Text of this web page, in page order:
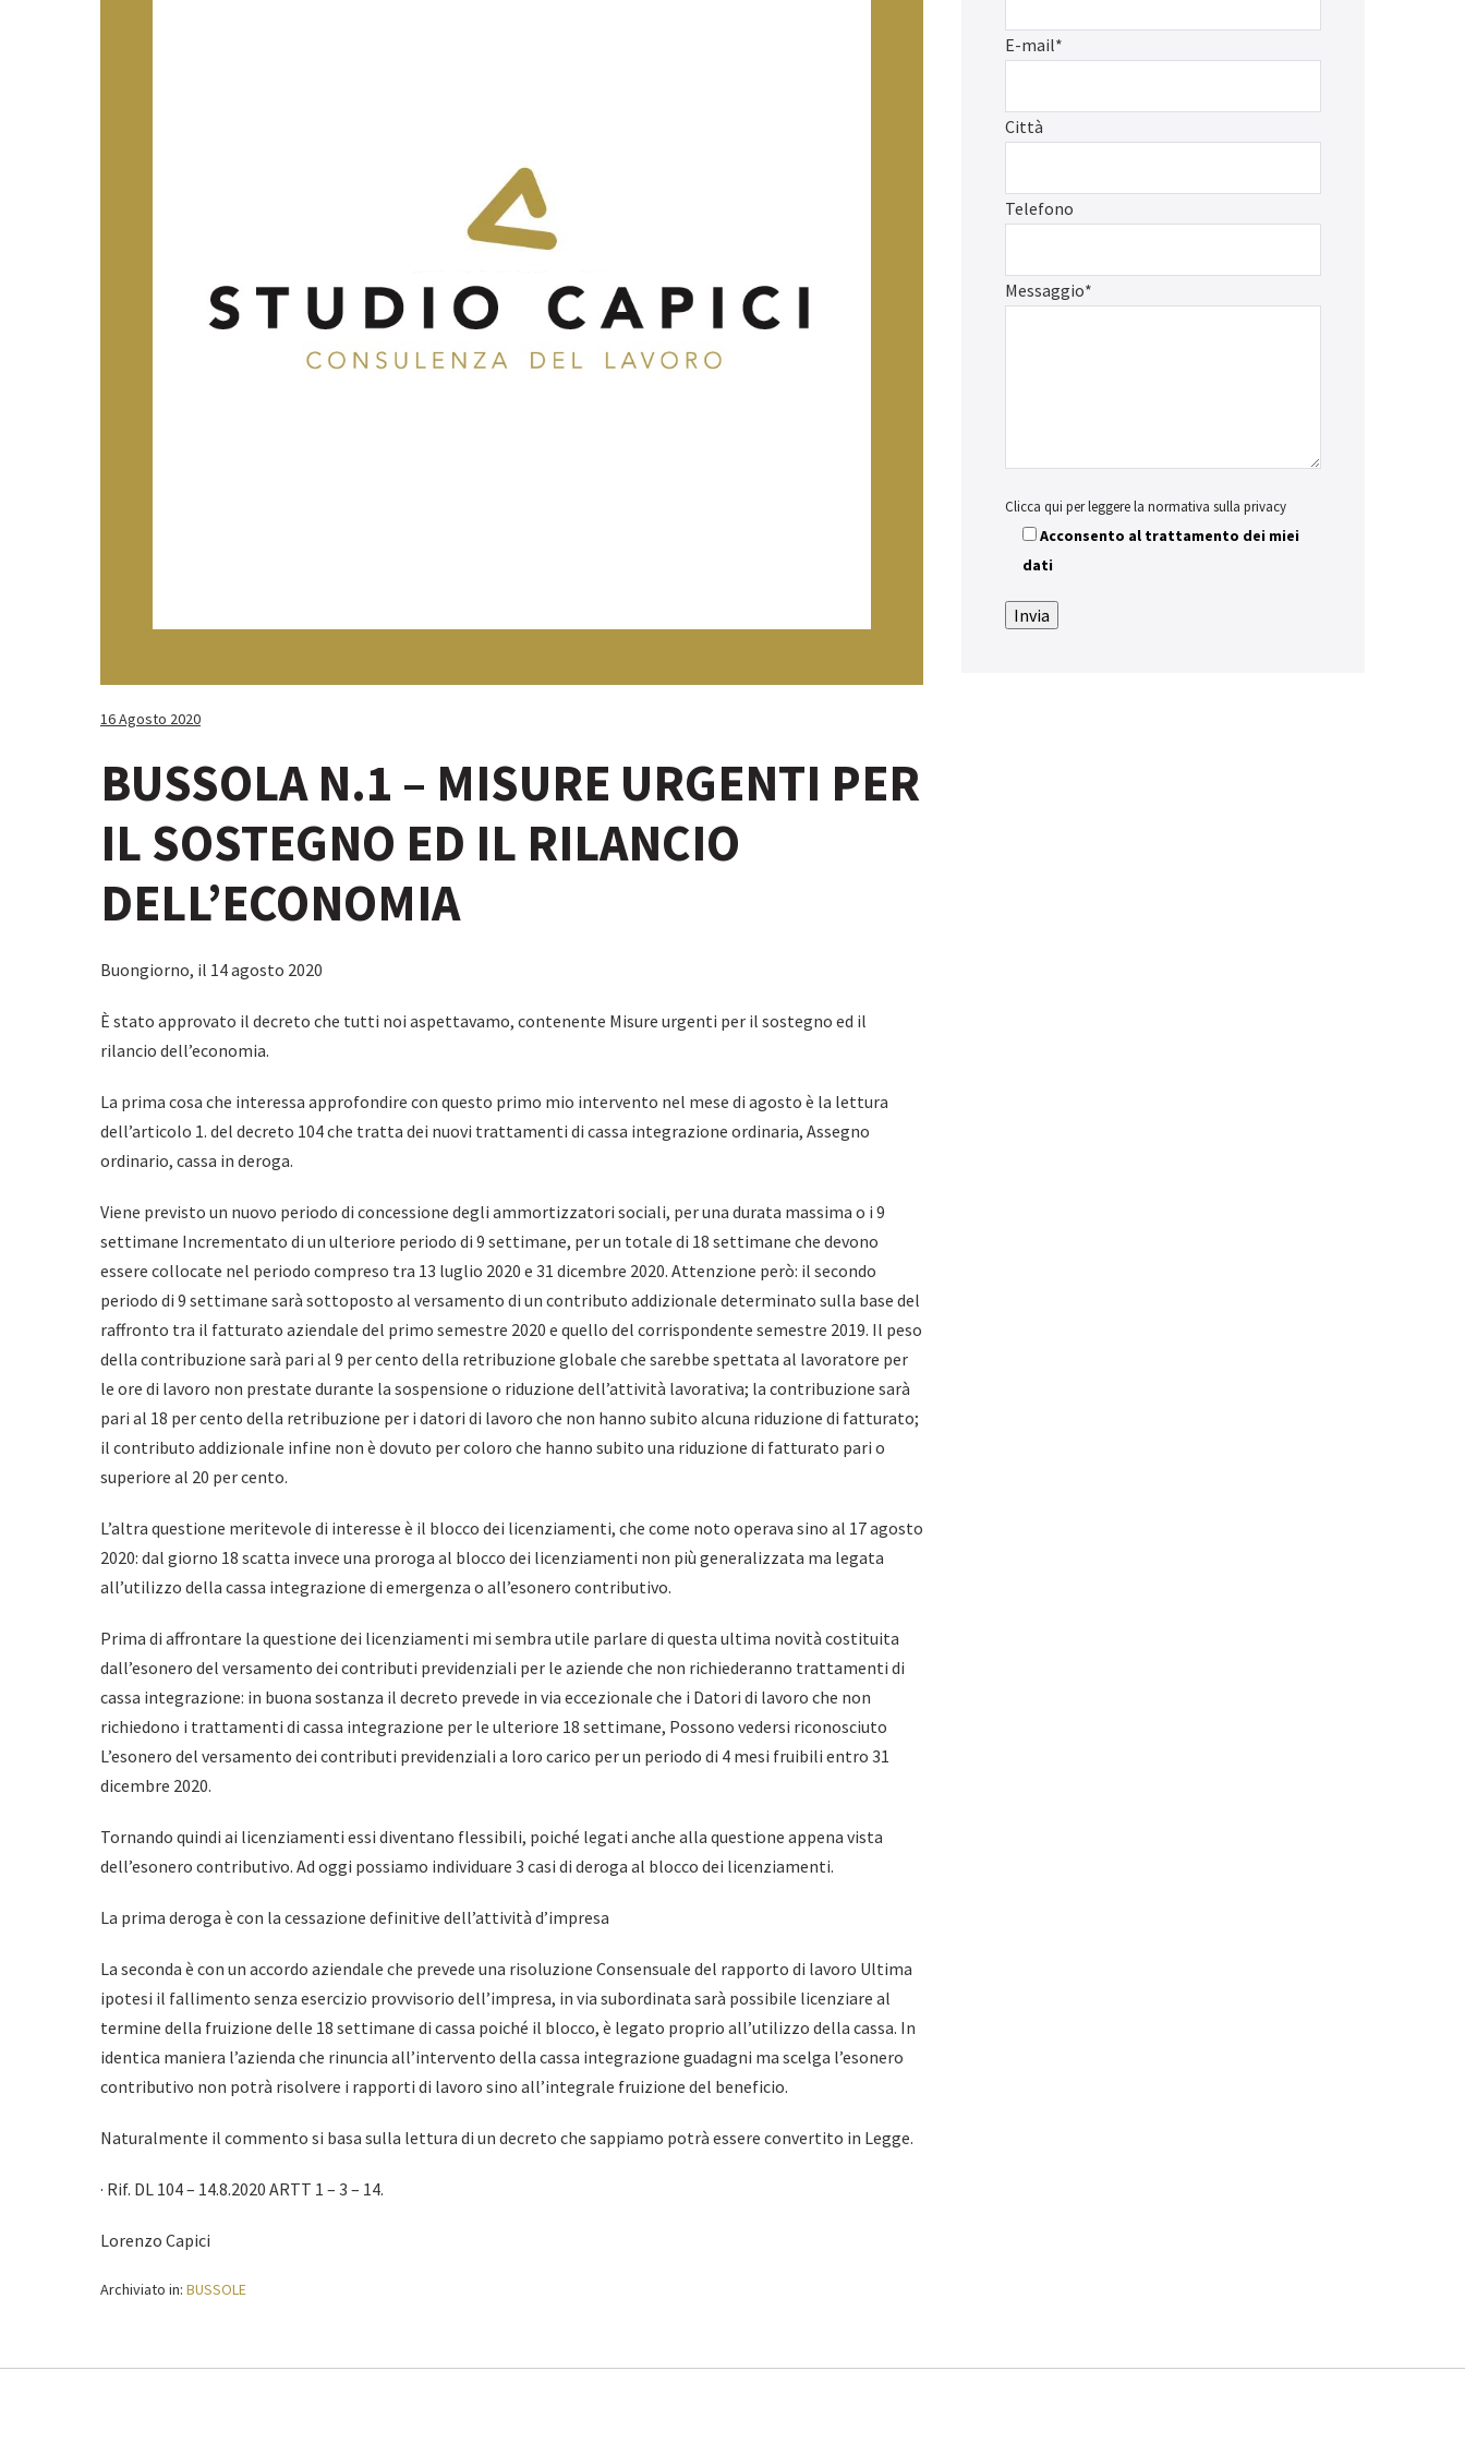
16 Agosto 2020
BUSSOLA N.1 – MISURE URGENTI PER
IL SOSTEGNO ED IL RILANCIO
DELL’ECONOMIA
Buongiorno, il 14 agosto 2020
È stato approvato il decreto che tutti noi aspettavamo, contenente Misure urgenti per il sostegno ed il
rilancio dell’economia.
La prima cosa che interessa approfondire con questo primo mio intervento nel mese di agosto è la lettura
dell’articolo 1. del decreto 104 che tratta dei nuovi trattamenti di cassa integrazione ordinaria, Assegno
ordinario, cassa in deroga.
Viene previsto un nuovo periodo di concessione degli ammortizzatori sociali, per una durata massima o i 9
settimane Incrementato di un ulteriore periodo di 9 settimane, per un totale di 18 settimane che devono
essere collocate nel periodo compreso tra 13 luglio 2020 e 31 dicembre 2020. Attenzione però: il secondo
periodo di 9 settimane sarà sottoposto al versamento di un contributo addizionale determinato sulla base del
raffronto tra il fatturato aziendale del primo semestre 2020 e quello del corrispondente semestre 2019. Il peso
della contribuzione sarà pari al 9 per cento della retribuzione globale che sarebbe spettata al lavoratore per
le ore di lavoro non prestate durante la sospensione o riduzione dell’attività lavorativa; la contribuzione sarà
pari al 18 per cento della retribuzione per i datori di lavoro che non hanno subito alcuna riduzione di fatturato;
il contributo addizionale infine non è dovuto per coloro che hanno subito una riduzione di fatturato pari o
superiore al 20 per cento.
L’altra questione meritevole di interesse è il blocco dei licenziamenti, che come noto operava sino al 17 agosto
2020: dal giorno 18 scatta invece una proroga al blocco dei licenziamenti non più generalizzata ma legata
all’utilizzo della cassa integrazione di emergenza o all’esonero contributivo.
Prima di affrontare la questione dei licenziamenti mi sembra utile parlare di questa ultima novità costituita
dall’esonero del versamento dei contributi previdenziali per le aziende che non richiederanno trattamenti di
cassa integrazione: in buona sostanza il decreto prevede in via eccezionale che i Datori di lavoro che non
richiedono i trattamenti di cassa integrazione per le ulteriore 18 settimane, Possono vedersi riconosciuto
L’esonero del versamento dei contributi previdenziali a loro carico per un periodo di 4 mesi fruibili entro 31
dicembre 2020.
Tornando quindi ai licenziamenti essi diventano flessibili, poiché legati anche alla questione appena vista
dell’esonero contributivo. Ad oggi possiamo individuare 3 casi di deroga al blocco dei licenziamenti.
La prima deroga è con la cessazione definitive dell’attività d’impresa
La seconda è con un accordo aziendale che prevede una risoluzione Consensuale del rapporto di lavoro Ultima
ipotesi il fallimento senza esercizio provvisorio dell’impresa, in via subordinata sarà possibile licenziare al
termine della fruizione delle 18 settimane di cassa poiché il blocco, è legato proprio all’utilizzo della cassa. In
identica maniera l’azienda che rinuncia all’intervento della cassa integrazione guadagni ma scelga l’esonero
contributivo non potrà risolvere i rapporti di lavoro sino all’integrale fruizione del beneficio.
Naturalmente il commento si basa sulla lettura di un decreto che sappiamo potrà essere convertito in Legge.
· Rif. DL 104 – 14.8.2020 ARTT 1 – 3 – 14.
Lorenzo Capici
Archiviato in: BUSSOLE
E-mail*
Città
Telefono
Messaggio*
Clicca qui per leggere la normativa sulla privacy
Acconsento al trattamento dei miei
dati